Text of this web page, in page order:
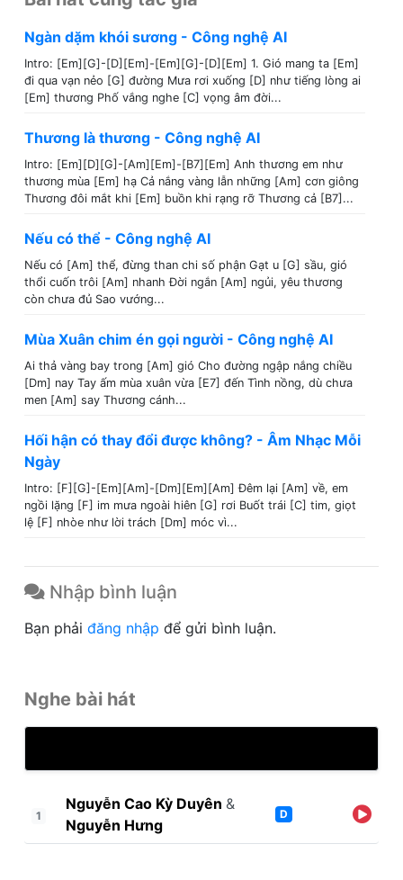
Ngàn dặm khói sương - Công nghệ AI
Intro: [Em][G]-[D][Em]-[Em][G]-[D][Em] 1. Gió mang ta [Em]
đi qua vạn nẻo [G] đường Mưa rơi xuống [D] như tiếng lòng ai
[Em] thương Phố vắng nghe [C] vọng âm đời...
Thương là thương - Công nghệ AI
Intro: [Em][D][G]-[Am][Em]-[B7][Em] Anh thương em như
thương mùa [Em] hạ Cả nắng vàng lẫn những [Am] cơn giông
Thương đôi mắt khi [Em] buồn khi rạng rỡ Thương cả [B7]...
Nếu có thể - Công nghệ AI
Nếu có [Am] thể, đừng than chi số phận Gạt u [G] sầu, gió
thổi cuốn trôi [Am] nhanh Đời ngắn [Am] ngủi, yêu thương
còn chưa đủ Sao vướng...
Mùa Xuân chim én gọi người - Công nghệ AI
Ai thả vàng bay trong [Am] gió Cho đường ngập nắng chiều
[Dm] nay Tay ấm mùa xuân vừa [E7] đến Tình nồng, dù chưa
men [Am] say Thương cánh...
Hối hận có thay đổi được không? - Âm Nhạc Mỗi
Ngày
Intro: [F][G]-[Em][Am]-[Dm][Em][Am] Đêm lại [Am] về, em
ngồi lặng [F] im mưa ngoài hiên [G] rơi Buốt trái [C] tim, giọt
lệ [F] nhòe như lời trách [Dm] móc vì...
Nhập bình luận
Bạn phải đăng nhập để gửi bình luận.
Nghe bài hát
1
Nguyễn Cao Kỳ Duyên &
Nguyễn Hưng
D